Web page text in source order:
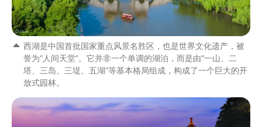
西湖是中国首批国家重点风景名胜区，也是世界文化遗产，被
誉为“人间天堂”。它并非一个单调的湖泊，而是由“一山、二
塔、三岛、三堤、五湖”等基本格局组成，构成了一个巨大的开
放式园林。